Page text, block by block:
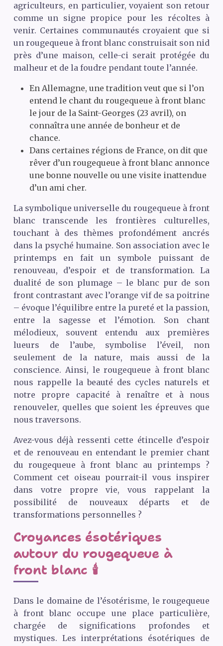
agriculteurs, en particulier, voyaient son retour
comme un signe propice pour les récoltes à
venir. Certaines communautés croyaient que si
un rougequeue à front blanc construisait son nid
près d’une maison, celle-ci serait protégée du
malheur et de la foudre pendant toute l’année.
En Allemagne, une tradition veut que si l’on
entend le chant du rougequeue à front blanc
le jour de la Saint-Georges (23 avril), on
connaîtra une année de bonheur et de
chance.
Dans certaines régions de France, on dit que
rêver d’un rougequeue à front blanc annonce
une bonne nouvelle ou une visite inattendue
d’un ami cher.
La symbolique universelle du rougequeue à front
blanc transcende les frontières culturelles,
touchant à des thèmes profondément ancrés
dans la psyché humaine. Son association avec le
printemps en fait un symbole puissant de
renouveau, d’espoir et de transformation. La
dualité de son plumage – le blanc pur de son
front contrastant avec l’orange vif de sa poitrine
– évoque l’équilibre entre la pureté et la passion,
entre la sagesse et l’émotion. Son chant
mélodieux, souvent entendu aux premières
lueurs de l’aube, symbolise l’éveil, non
seulement de la nature, mais aussi de la
conscience. Ainsi, le rougequeue à front blanc
nous rappelle la beauté des cycles naturels et
notre propre capacité à renaître et à nous
renouveler, quelles que soient les épreuves que
nous traversons.
Avez-vous déjà ressenti cette étincelle d’espoir
et de renouveau en entendant le premier chant
du rougequeue à front blanc au printemps ?
Comment cet oiseau pourrait-il vous inspirer
dans votre propre vie, vous rappelant la
possibilité de nouveaux départs et de
transformations personnelles ?
Croyances ésotériques
autour du rougequeue à
front blanc 🕯️
Dans le domaine de l’ésotérisme, le rougequeue
à front blanc occupe une place particulière,
chargée de significations profondes et
mystiques. Les interprétations ésotériques de